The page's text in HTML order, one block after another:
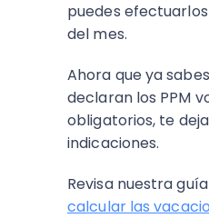
puedes
del mes.
Ahora que ya
declaran los PPM
obligatorios, te
indicaciones.
Revisa nuestra
calcular las